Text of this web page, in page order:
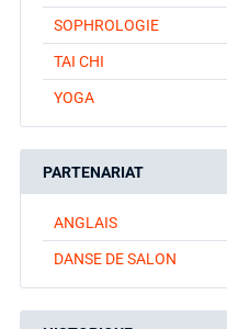
SOPHROLOGIE
TAI CHI
YOGA
PARTENARIAT
ANGLAIS
DANSE DE SALON